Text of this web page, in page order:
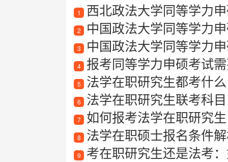
1 西北政法大学同等学力
2 中国政法大学同等学力
3 中国政法大学同等学力
4 报考同等学力申硕考试需要
5 法学在职研究生都考什么
6 法学在职研究生联考科目
7 如何报考法学在职研究生
8 法学在职硕士报名条件
9 考在职研究生还是法考